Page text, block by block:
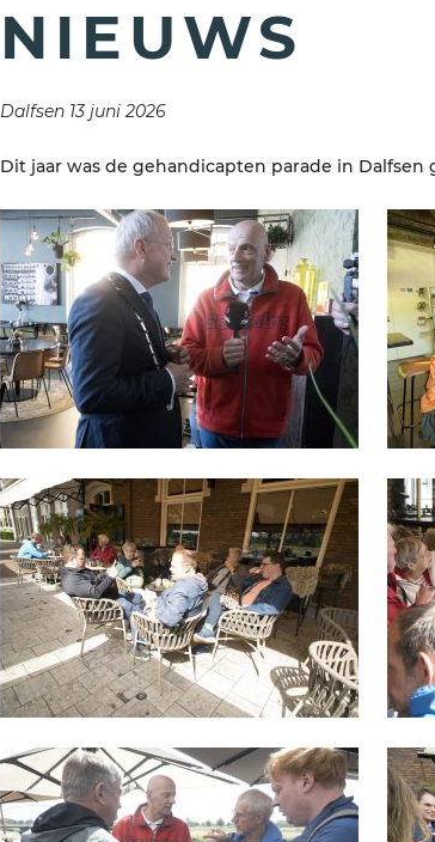
NIEUWS
Dalfsen 13 juni 2026
Dit jaar was de gehandicapten parade in